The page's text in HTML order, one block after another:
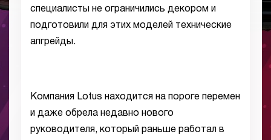
специалисты не ограничились декором и
подготовили для этих моделей технические
апгрейды.
Компания Lotus находится на пороге перемен
и даже обрела недавно нового
руководителя, который раньше работал в